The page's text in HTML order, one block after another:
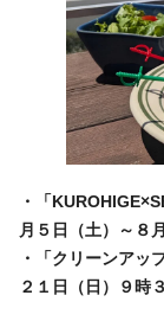
・「
月５日（土）～８
・「クリーンア
２１日（日）９時